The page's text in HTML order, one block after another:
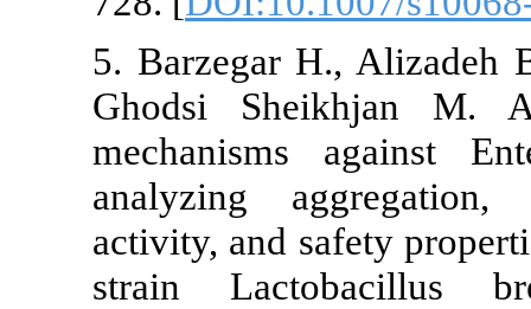
5. Barzegar
Ghodsi
analyzing
activity, and
strain